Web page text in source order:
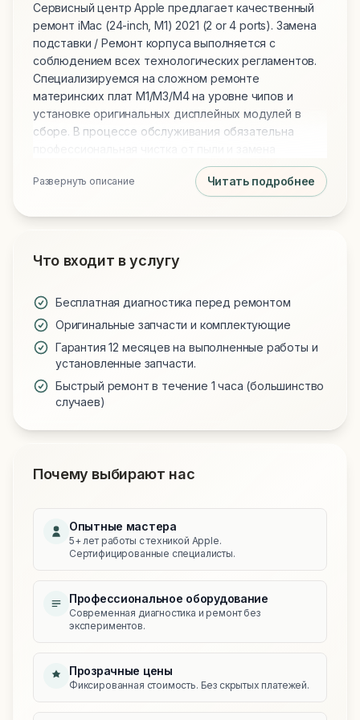
Сервисный центр Apple предлагает качественный
ремонт iMac (24-inch, M1) 2021 (2 or 4 ports). Замена
подставки / Ремонт корпуса выполняется с
соблюдением всех технологических регламентов.
Специализируемся на сложном ремонте
материнских плат M1/M3/M4 на уровне чипов и
установке оригинальных дисплейных модулей в
сборе. В процессе обслуживания обязательна
термопасты на Arctic MX-4 или MX-6 для
идеального охлаждения. Мы используем только
на все виды работ.
Развернуть описание Читать подробнее
Что входит в услугу
Бесплатная диагностика перед ремонтом
Оригинальные запчасти и комплектующие
Гарантия 12 месяцев на выполненные работы и
установленные запчасти.
Быстрый ремонт в течение 1 часа (большинство
случаев)
Почему выбирают нас
Опытные мастера
5+ лет работы с техникой Apple.
Сертифицированные специалисты.
Профессиональное оборудование
Современная диагностика и ремонт без
экспериментов.
Прозрачные цены
Фиксированная стоимость. Без скрытых платежей.